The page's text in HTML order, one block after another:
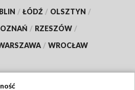
/ ŁÓDŹ / OLSZTYN /
/ RZESZÓW /
/ WROCŁAW